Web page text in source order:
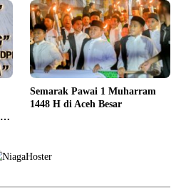
Semarak Pawai 1 Muharram
1448 H di Aceh Besar